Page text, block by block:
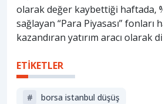
olarak değer kaybettiği haftada,
sağlayan “Para Piyasası” fonları
kazandıran yatırım aracı olarak
ETİKETLER
#
borsa istanbul düşüş